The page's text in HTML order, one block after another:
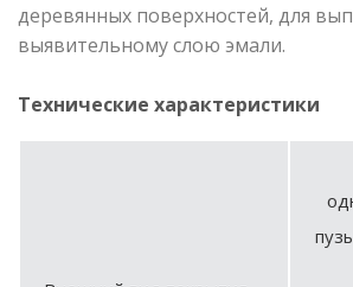
деревянных поверхностей, для
выявительному слою эмали.
Технические характеристики